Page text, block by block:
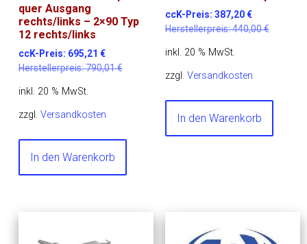
quer Ausgang
rechts/links – 2×90 Typ
12 rechts/links
ccK-Preis: 695,21€
Herstellerpreis:790,01€
inkl. 20 % MwSt.
zzgl.Versandkosten
In den Warenkorb
ccK-Preis: 387,20€
Herstellerpreis:440,00€
inkl. 20 % MwSt.
zzgl. Versandkosten
In den Warenkorb